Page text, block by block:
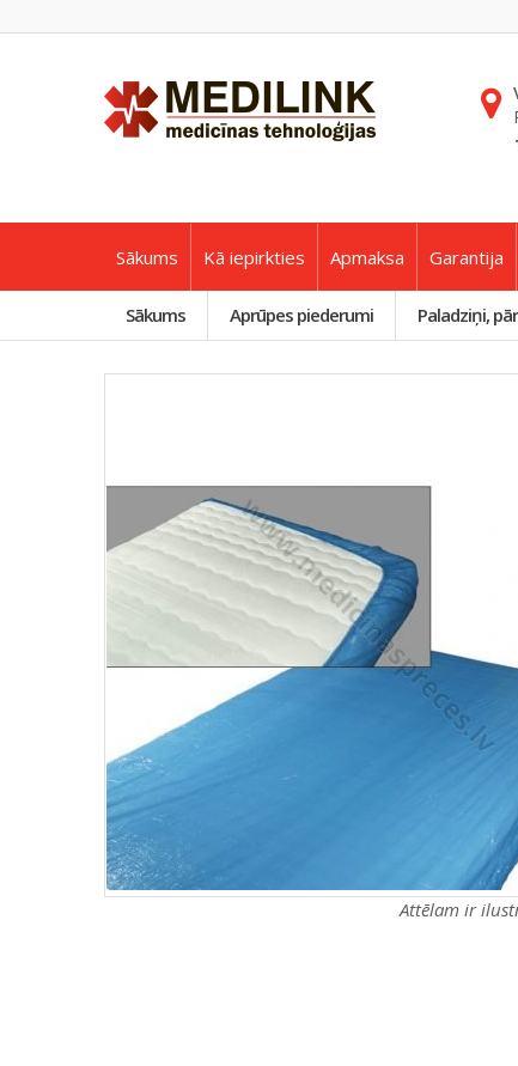
Sākums Kā iepirkties Apmaksa Garantija
Sākums Aprūpes piederumi Paladziņi,
Attēlam ir